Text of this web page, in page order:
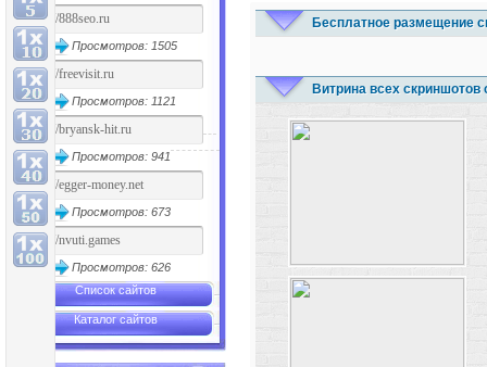
Просмотров: 1505
Просмотров: 1121
Просмотров: 941
Просмотров: 673
Просмотров: 626
Список сайтов
Каталог сайтов
Бесплатное размещение
Витрина всех скриншотов